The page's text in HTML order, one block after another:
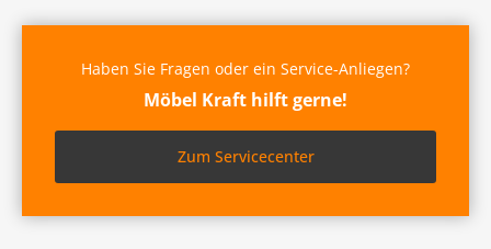
Haben Sie Fragen oder ein Service-Anliegen?
Möbel Kraft hilft gerne!
Zum Servicecenter